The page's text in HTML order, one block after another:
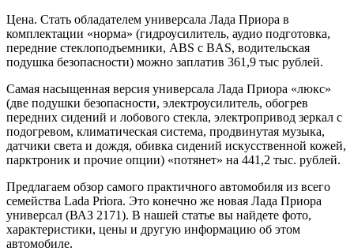
Цена. Стать обладателем универсала Лада Приора в
комплектации «норма» (гидроусилитель, аудио подготовка,
передние стеклоподъемники, ABS с BAS, водительская
подушка безопасности) можно заплатив 361,9 тыс рублей.
Самая насыщенная версия универсала Лада Приора «люкс»
(две подушки безопасности, электроусилитель, обогрев
передних сидений и лобового стекла, электропривод зеркал с
подогревом, климатическая система, продвинутая музыка,
датчики света и дождя, обивка сидений искусственной кожей,
парктроник и прочие опции) «потянет» на 441,2 тыс. рублей.
Предлагаем обзор самого практичного автомобиля из всего
семейства Lada Priora. Это конечно же новая Лада Приора
универсал (ВАЗ 2171). В нашей статье вы найдете фото,
характеристики, цены и другую информацию об этом
автомобиле.